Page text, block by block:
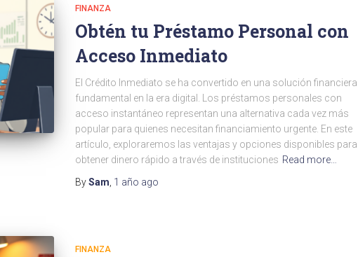
FINANZA
Obtén tu Préstamo Personal con
Acceso Inmediato
El Crédito Inmediato se ha convertido en una solución financiera
fundamental en la era digital. Los préstamos personales con
acceso instantáneo representan una alternativa cada vez más
popular para quienes necesitan financiamiento urgente. En este
artículo, exploraremos las ventajas y opciones disponibles para
obtener dinero rápido a través de instituciones Read more…
BySam 1 año ago
FINANZA